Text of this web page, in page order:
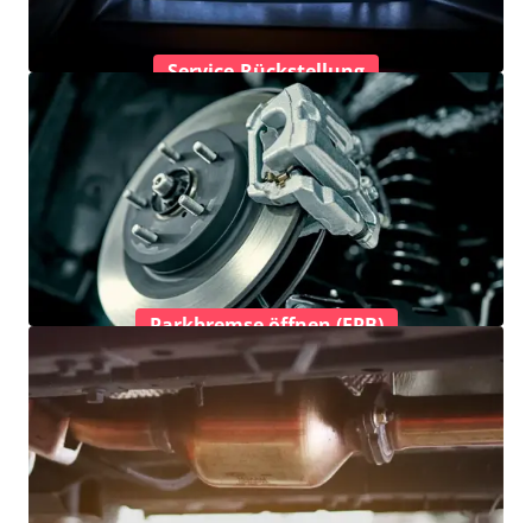
Service-Rückstellung
Parkbremse öffnen (EPB)